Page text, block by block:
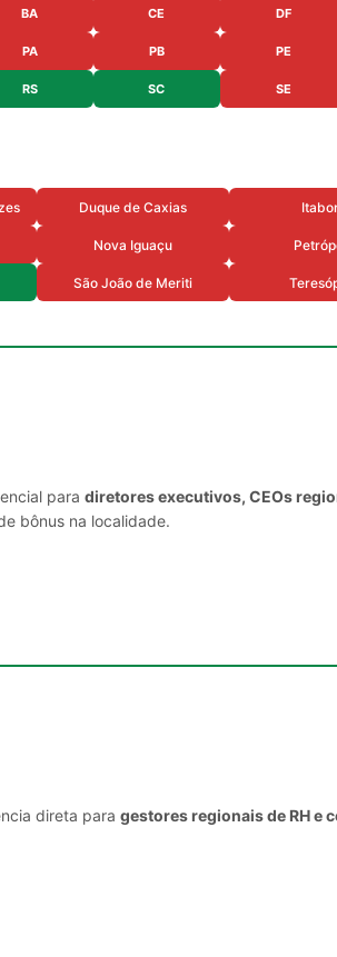
BA CE DF
PA PB PE
RS SC SE
Duque de Caxias
Nova Iguaçu
São João de Meriti
para diretores executivos, CEOs
bônus na localidade.
direta para gestores regionais de RH e